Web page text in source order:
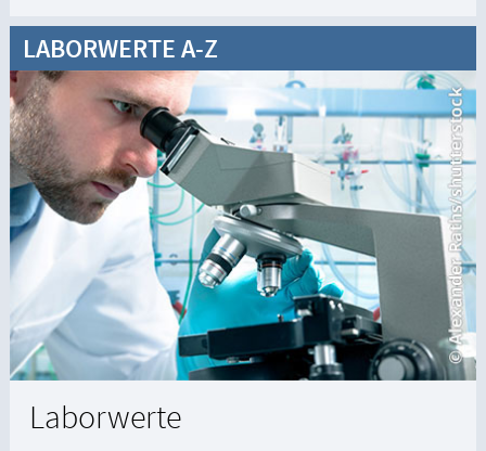
LABORWERTE A-Z
Laborwerte